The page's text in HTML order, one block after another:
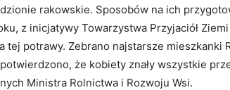
rakowskie. Sposobów na ich
z inicjatywy Towarzystwa Przyjaciół
tej potrawy. Zebrano najstarsze
że kobiety znały wszystkie
Ministra Rolnictwa i Rozwoju Wsi.